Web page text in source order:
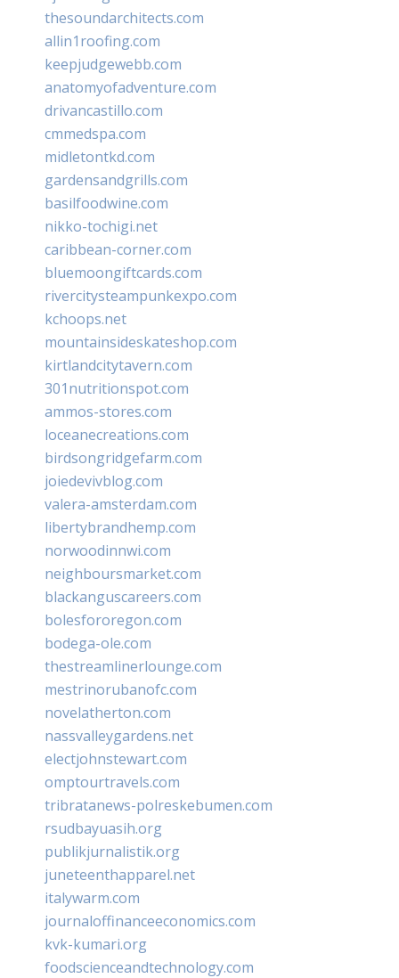
thesoundarchitects.com
allin1roofing.com
keepjudgewebb.com
anatomyofadventure.com
drivancastillo.com
cmmedspa.com
midletontkd.com
gardensandgrills.com
basilfoodwine.com
nikko-tochigi.net
caribbean-corner.com
bluemoongiftcards.com
rivercitysteampunkexpo.com
kchoops.net
mountainsideskateshop.com
kirtlandcitytavern.com
301nutritionspot.com
ammos-stores.com
loceanecreations.com
birdsongridgefarm.com
joiedevivblog.com
valera-amsterdam.com
libertybrandhemp.com
norwoodinnwi.com
neighboursmarket.com
blackanguscareers.com
bolesfororegon.com
bodega-ole.com
thestreamlinerlounge.com
mestrinorubanofc.com
novelatherton.com
nassvalleygardens.net
electjohnstewart.com
omptourtravels.com
tribratanews-polreskebumen.com
rsudbayuasih.org
publikjurnalistik.org
juneteenthapparel.net
italywarm.com
journaloffinanceeconomics.com
kvk-kumari.org
foodscienceandtechnology.com